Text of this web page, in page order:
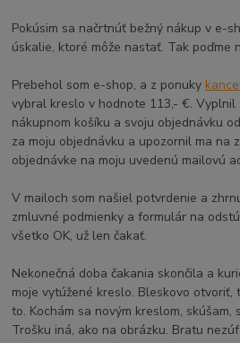
Pokúsim sa načrtnúť bežný nákup v e-
úskalie, ktoré môže nastať. Tak poďme
Prebehol som e-shop, a z ponuky
vybral kreslo v hodnote 113,- €. Vyplnil
nákupnom košíku a svoju objednávku
za moju objednávku a upozornil ma na
objednávke na moju uvedenú mailovú
V mailoch som našiel potvrdenie a
zmluvné podmienky a formulár na
všetko OK, už len čakať.
Nekonečná doba čakania skončila a
moje vytúžené kreslo. Bleskovo
to. Kochám sa novým kreslom, skúšam,
Trošku iná, ako na obrázku. Bratu